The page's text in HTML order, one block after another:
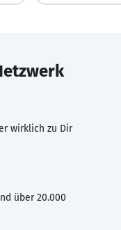
wirklich zu Dir
über 20.000